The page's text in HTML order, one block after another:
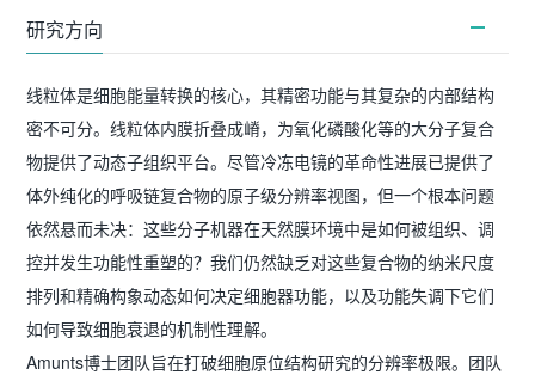
研究方向
线粒体是细胞能量转换的核心，其精密功能与其复杂的内部结构
密不可分。线粒体内膜折叠成嵴，为氧化磷酸化等的大分子复合
物提供了动态子组织平台。尽管冷冻电镜的革命性进展已提供了
体外纯化的呼吸链复合物的原子级分辨率视图，但一个根本问题
依然悬而未决：这些分子机器在天然膜环境中是如何被组织、调
控并发生功能性重塑的？我们仍然缺乏对这些复合物的纳米尺度
排列和精确构象动态如何决定细胞器功能，以及功能失调下它们
如何导致细胞衰退的机制性理解。
Amunts博士团队旨在打破细胞原位结构研究的分辨率极限。团队